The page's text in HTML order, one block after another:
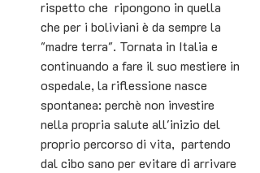
rispetto che  ripongono in quella
che per i boliviani è da sempre la
"madre terra". Tornata in Italia e
continuando a fare il suo mestiere in
ospedale, la riflessione nasce
spontanea: perchè non investire
nella propria salute all'inizio del
proprio percorso di vita,  partendo
dal cibo sano per evitare di arrivare